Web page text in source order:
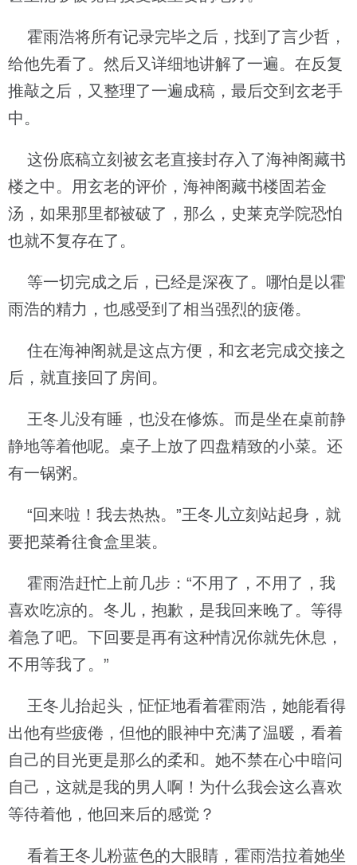
霍雨浩将所有记录完毕之后，找到了言少哲，
给他先看了。然后又详细地讲解了一遍。在反复
推敲之后，又整理了一遍成稿，最后交到玄老手
中。
这份底稿立刻被玄老直接封存入了海神阁藏书
楼之中。用玄老的评价，海神阁藏书楼固若金
汤，如果那里都被破了，那么，史莱克学院恐怕
也就不复存在了。
等一切完成之后，已经是深夜了。哪怕是以霍
雨浩的精力，也感受到了相当强烈的疲倦。
住在海神阁就是这点方便，和玄老完成交接之
后，就直接回了房间。
王冬儿没有睡，也没在修炼。而是坐在桌前静
静地等着他呢。桌子上放了四盘精致的小菜。还
有一锅粥。
“回来啦！我去热热。”王冬儿立刻站起身，就
要把菜肴往食盒里装。
霍雨浩赶忙上前几步：“不用了，不用了，我
喜欢吃凉的。冬儿，抱歉，是我回来晚了。等得
着急了吧。下回要是再有这种情况你就先休息，
不用等我了。”
王冬儿抬起头，怔怔地看着霍雨浩，她能看得
出他有些疲倦，但他的眼神中充满了温暖，看着
自己的目光更是那么的柔和。她不禁在心中暗问
自己，这就是我的男人啊！为什么我会这么喜欢
等待着他，他回来后的感觉？
看着王冬儿粉蓝色的大眼睛，霍雨浩拉着她坐